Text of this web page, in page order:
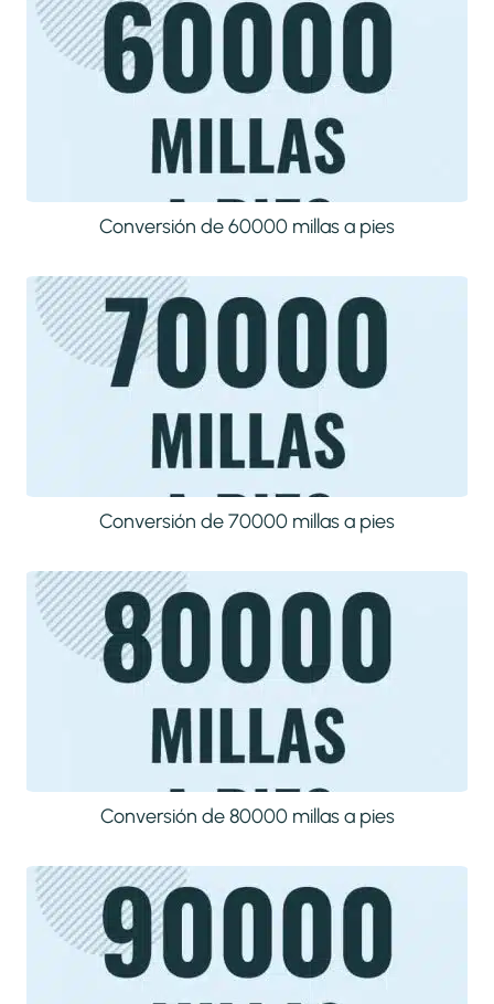
Conversión de 60000 millas a pies
Conversión de 70000 millas a pies
Conversión de 80000 millas a pies